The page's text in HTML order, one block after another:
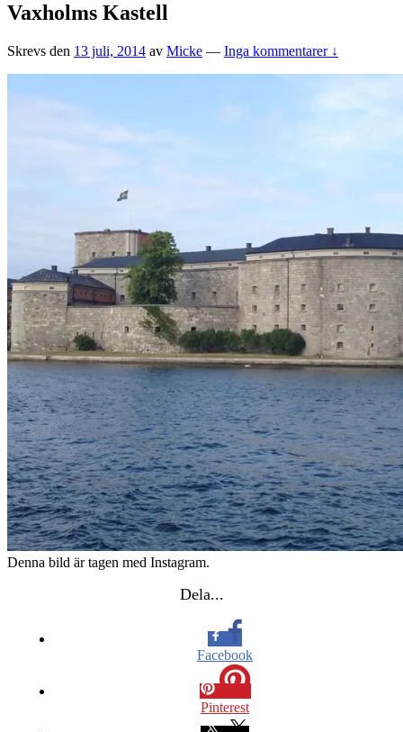
Vaxholms Kastell
Skrevs den 13 juli, 2014 av Micke — Inga kommentarer ↓
Denna bild är tagen med Instagram.
Dela...
Facebook
Pinterest